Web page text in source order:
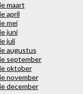
maart
april
mei
juni
juli
augustus
september
oktober
november
december